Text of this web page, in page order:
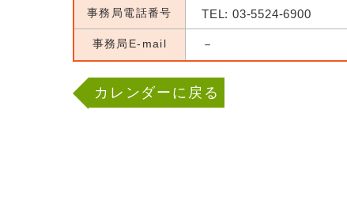
事務局電話番号 TEL: 03-5524-6900
事務局E-mail －
カレンダーに戻る